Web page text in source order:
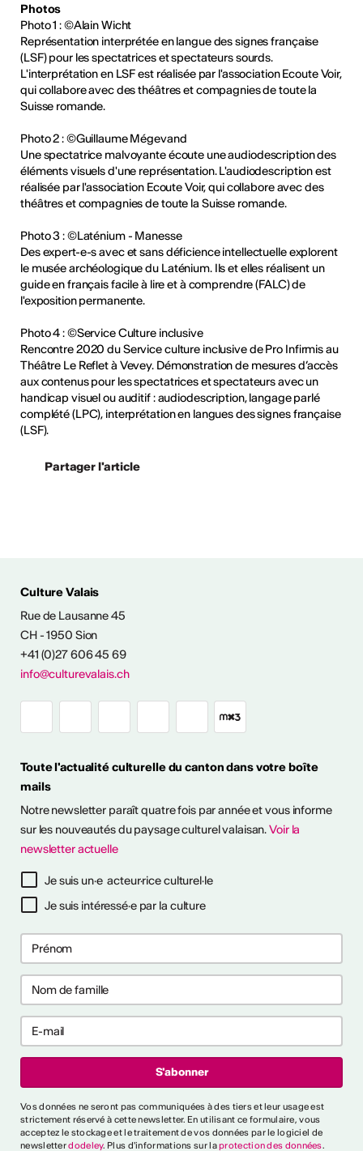
CULTURELLES
ouvert en Valais
en plein air! Découvrez
à ciel ouvert pour
été culturel. ...
plus
collaborations
premières collaborations
rappeur·euses et
déjà publié un EP ou un
CHF. Délai : 1er
Photos
Photo 1 : ©Alain Wicht
Représentation interprétée en langue des signes française
(LSF) pour les spectatrices et spectateurs sourds.
L'interprétation en LSF est réalisée par l'association Ecoute Voir,
qui collabore avec des théâtres et compagnies de toute la
Suisse romande.
Photo 2 : ©Guillaume Mégevand
Une spectatrice malvoyante écoute une audiodescription des
éléments visuels d'une représentation. L'audiodescription est
réalisée par l'association Ecoute Voir, qui collabore avec des
théâtres et compagnies de toute la Suisse romande.
Photo 3 : ©Laténium - Manesse
Des expert-e-s avec et sans déficience intellectuelle explorent
le musée archéologique du Laténium. Ils et elles réalisent un
guide en français facile à lire et à comprendre (FALC) de
l'exposition permanente.
Photo 4 : ©Service Culture inclusive
Rencontre 2020 du Service culture inclusive de Pro Infirmis au
Théâtre Le Reflet à Vevey. Démonstration de mesures d’accès
aux contenus pour les spectatrices et spectateurs avec un
handicap visuel ou auditif : audiodescription, langage parlé
complété (LPC), interprétation en langues des signes française
(LSF).
Partager l'article
Culture Valais
Rue de Lausanne 45
CH - 1950 Sion
+41 (0)27 606 45 69
info@culturevalais.ch
Toute l'actualité culturelle du canton dans votre boîte
mails
Notre newsletter paraît quatre fois par année et vous informe
sur les nouveautés du paysage culturel valaisan.Voir la
newsletter actuelle
Je suis un·e acteur·rice culturel·le
Je suis intéressé·e par la culture
Vos données ne seront pas communiquées à des tiers et leur usage est
strictement réservé à cette newsletter. En utilisant ce formulaire, vous
acceptez le stockage et le traitement de vos données par le logiciel de
newsletterdodeley. Plus d'informations sur laprotection des données.